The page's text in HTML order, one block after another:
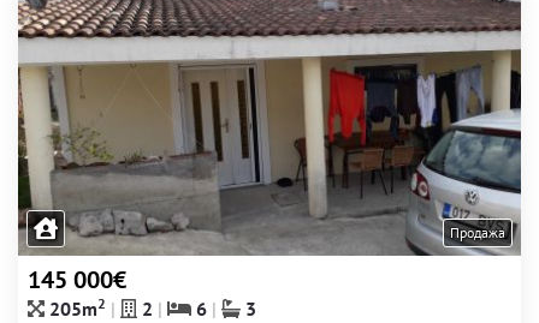
Продажа
145 000€
205m2 2 6
3